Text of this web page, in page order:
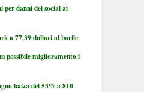
per danni dei social ai
a 77,39 dollari al barile
possibile miglioramento i
balza del 53% a 810